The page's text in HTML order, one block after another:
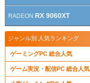
RADEON RX 9060XT
ジャンル別 人気ランキング
ゲーミングPC 総合人気
ゲーム実況・配信PC 総合人気